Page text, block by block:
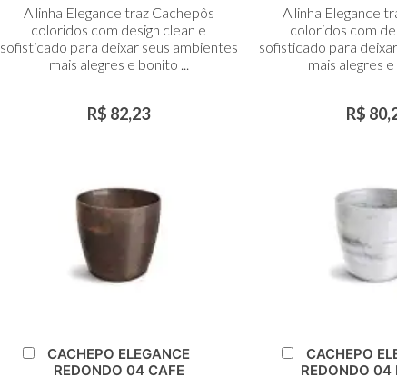
A linha Elegance traz Cachepôs
coloridos com design clean e
sofisticado para deixar seus ambientes
mais alegres e bonito ...
R$ 82,23
A linha Elegance
coloridos com
sofisticado para
mais alegres
R$
Adicionar
CACHEPO ELEGANCE
REDONDO 04 CAFE
Adicionar
ao
CACHEPO
REDONDO 04